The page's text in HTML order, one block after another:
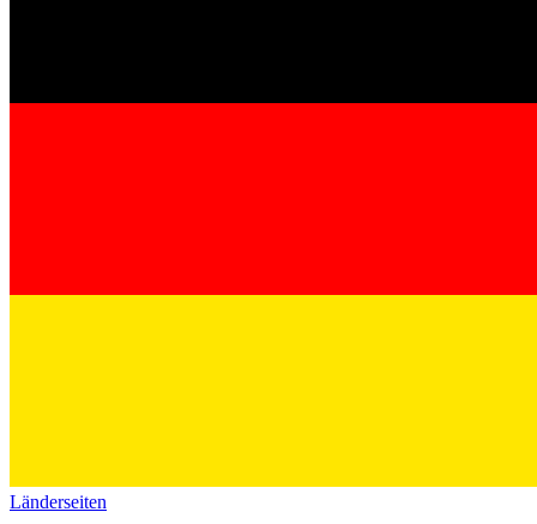
Länderseiten